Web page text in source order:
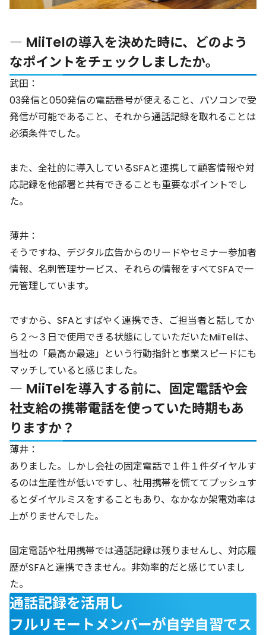
― MiiTelの導入を決めた時に、どのよう
なポイントをチェックしましたか。
武田：
03発信と050発信の電話番号が使えること、パソコンで受
発信が可能であること、それから通話記録を取れることは
必須条件でした。
また、全社的に導入しているSFAと連携して顧客情報や対
応記録を他部署と共有できることも重要なポイントでし
た。
薄井：
そうですね、デジタル広告からのリードやセミナー参加者
情報、名刺管理サービス、それらの情報をすべてSFAで一
元管理しています。
ですから、SFAとすばやく連携でき、ご担当者と話してか
ら２～３日で使用できる状態にしていただいたMiiTelは、
当社の「最高か最速」という行動指針と事業スピードにも
マッチしていると感じました。
― MiiTelを導入する前に、固定電話や会
社支給の携帯電話を使っていた時期もあ
りますか？
薄井：
ありました。しかし会社の固定電話で１件１件ダイヤルす
るのは生産性が低いですし、社用携帯を慌ててプッシュす
るとダイヤルミスをすることもあり、なかなか架電効率は
上がりませんでした。
固定電話や社用携帯では通話記録は残りませんし、対応履
歴がSFAと連携できません。非効率的だと感じていまし
た。
通話記録を活用し
フルリモートメンバーが自学自習でス